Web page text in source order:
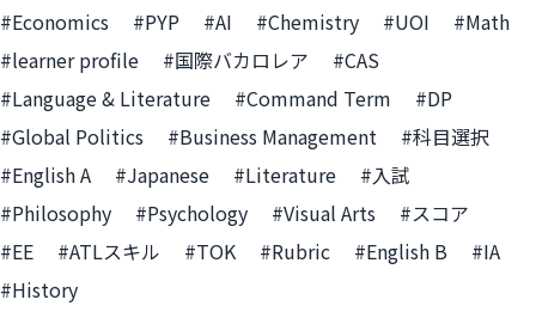
#Economics
#PYP #AI #Chemistry #UOI
#Math
#learner profile
#国際バカロレア
#CAS
#Language & Literature
#Command Term
#DP
#Global Politics
#Business Management
#科目選択
#English A
#Japanese #Literature
#入試
#Philosophy
#Psychology #Visual Arts
#スコア
#EE
#ATLスキル #TOK #Rubric #English B
#IA
#History